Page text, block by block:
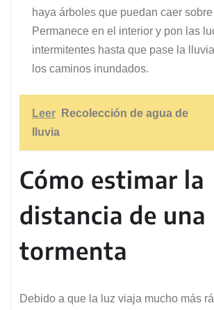
haya árboles que puedan caer
Permanece en el interior y pon las
intermitentes hasta que pase la
los caminos inundados.
Leer
Recolección de agua de
lluvia
Cómo estimar la
distancia de una
tormenta
Debido a que la luz viaja mucho más